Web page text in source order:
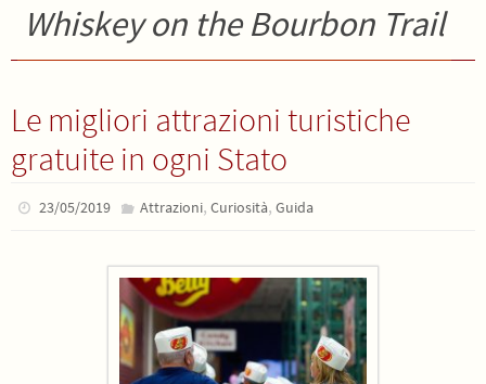
Whiskey on the Bourbon Trail
Le migliori attrazioni turistiche
gratuite in ogni Stato
23/05/2019 Attrazioni, Curiosità, Guida